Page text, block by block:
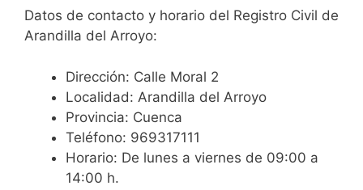
Datos de contacto y horario del Registro Civil de
Arandilla del Arroyo:
Dirección: Calle Moral 2
Localidad: Arandilla del Arroyo
Provincia: Cuenca
Teléfono: 969317111
Horario: De lunes a viernes de 09:00 a
14:00 h.